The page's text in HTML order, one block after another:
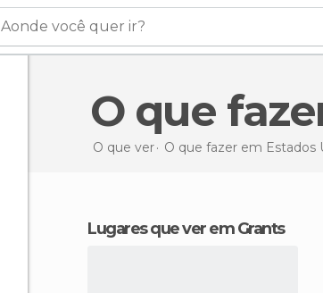
Aonde você quer ir?
O que
O que ver O que fazer em Estados
Lugares que ver em Grants